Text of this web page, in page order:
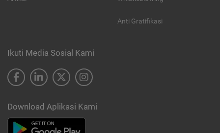
Anti Gratifikasi
Ikuti Media Sosial Kami
Download Aplikasi Kami